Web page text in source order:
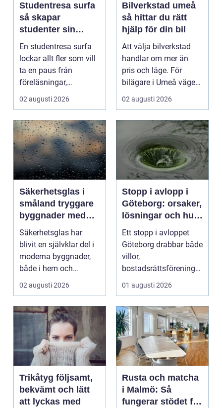
Studentresa surfa
så skapar
studenter sin
ultimata paus från
plugget
En studentresa surfa
lockar allt fler som vill
ta en paus från
föreläsningar,
tentaplugg och sena
02 augusti 2026
Bilverkstad umeå
så hittar du rätt
hjälp för din bil
Att välja bilverkstad
handlar om mer än
pris och läge. För
bilägare i Umeå väger
trygghet, tillgängl...
02 augusti 2026
Säkerhetsglas i
småland tryggare
byggnader med
smarta
glaslösningar
Säkerhetsglas har
blivit en självklar del i
moderna byggnader,
både i hem och
offentliga miljöer. I ...
02 augusti 2026
Stopp i avlopp i
Göteborg: orsaker,
lösningar och hur
problem kan
undvikas
Ett stopp i avloppet
Göteborg drabbar både
villor,
bostadsrättsföreningar
och h...
01 augusti 2026
Trikåtyg följsamt,
bekvämt och lätt
att lyckas med
Rusta och matcha
i Malmö: Så
fungerar stödet för